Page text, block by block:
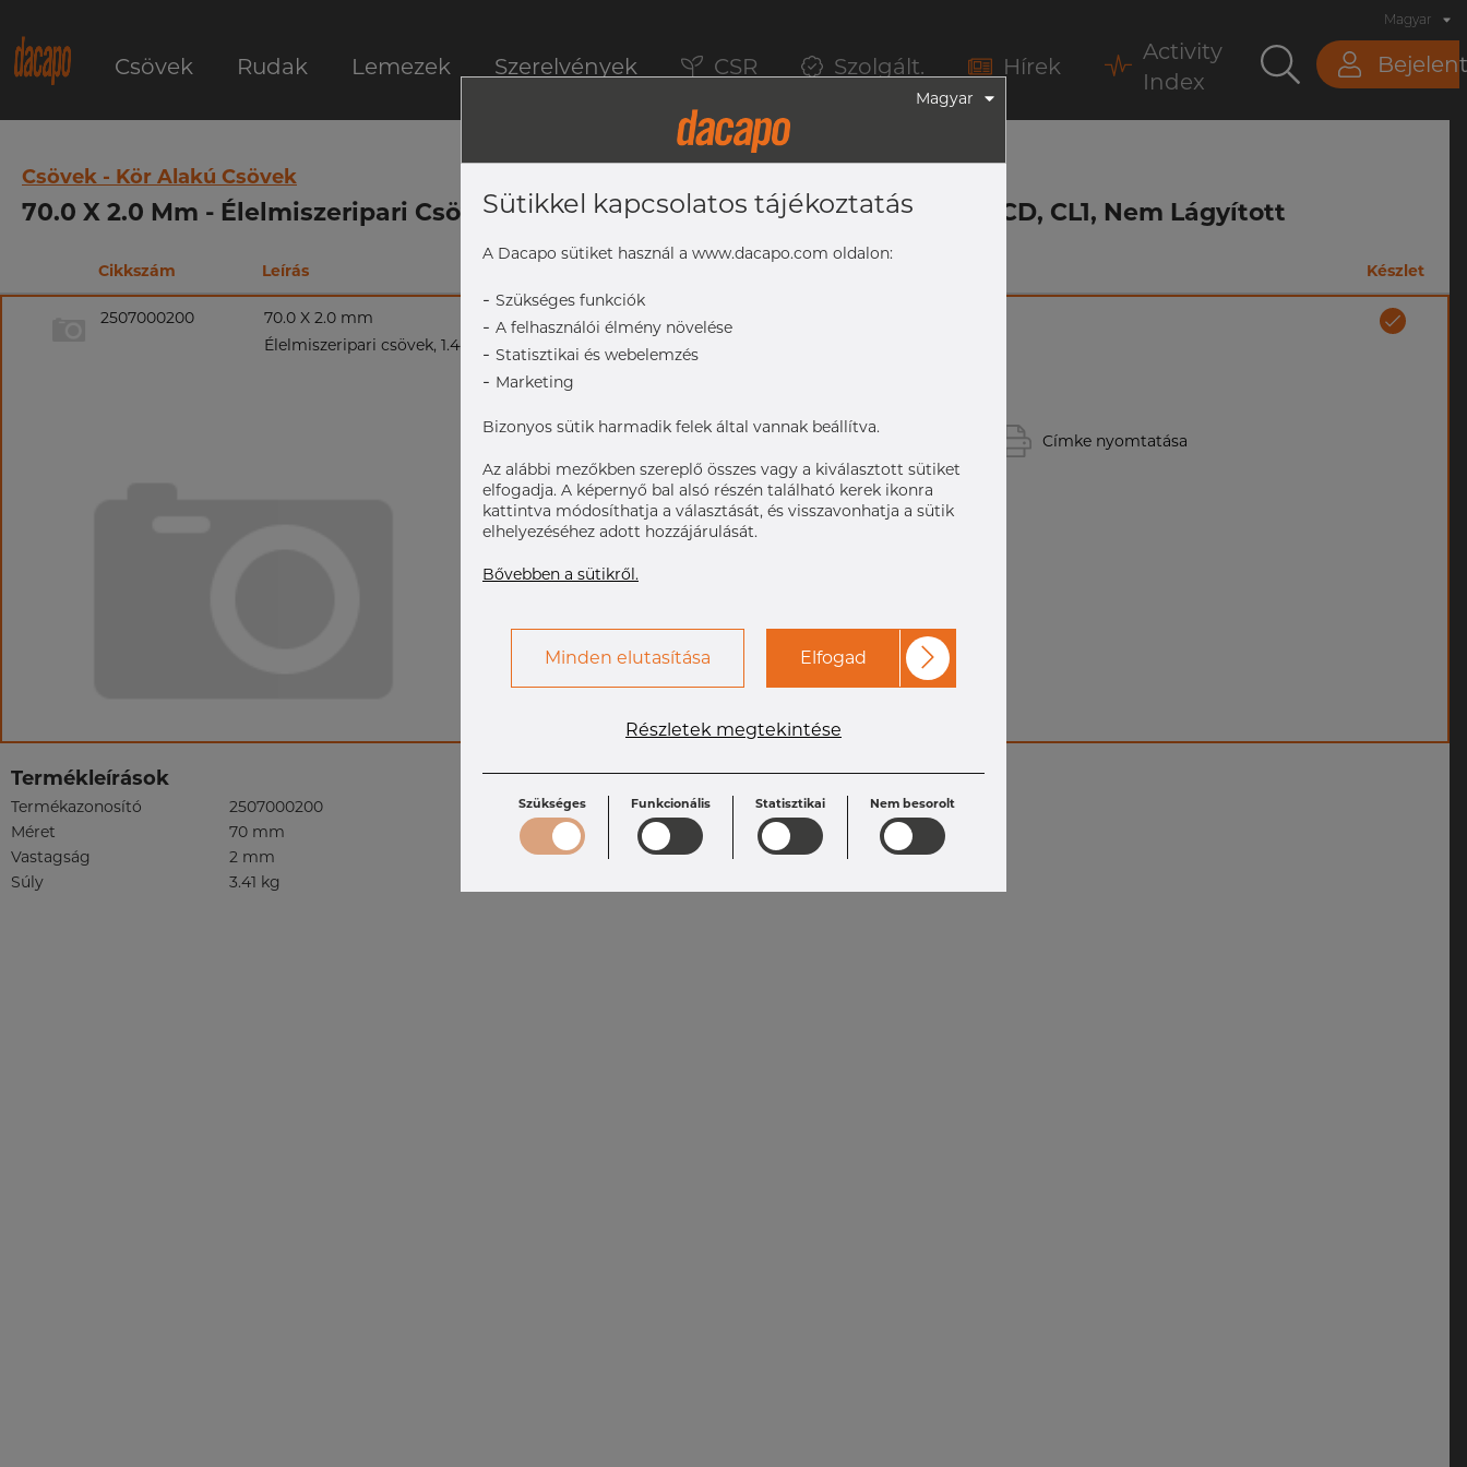
Csövek Rudak Lemezek Szerelvények CSR Szolgált. Hírek
Activity
Index
Magyar
Csövek - Kör Alakú Csövek
70.0 X 2.0 Mm - Élelmiszeripari Csövek, 1.4404, Polírozott, DIN 11850/EN 10357 CD, CL1, Nem Lágyított
Cikkszám Leírás Készlet
2507000200
70.0 X 2.0 mm
Élelmiszeripari csövek, 1.4404, polírozott, DIN 11850/EN 10357 CD, CL1, nem lágyított
Címke nyomtatása
Termékleírások
Termékazonosító
2507000200
Méret
70 mm
Vastagság
2 mm
Súly
3.41 kg
Magyar
Sütikkel kapcsolatos tájékoztatás
A Dacapo sütiket használ a www.dacapo.com oldalon:
- Szükséges funkciók
- A felhasználói élmény növelése
- Statisztikai és webelemzés
- Marketing
Bizonyos sütik harmadik felek által vannak beállítva.
Az alábbi mezőkben szereplő összes vagy a kiválasztott sütiket
elfogadja. A képernyő bal alsó részén található kerek ikonra
kattintva módosíthatja a választását, és visszavonhatja a sütik
elhelyezéséhez adott hozzájárulását.
Bővebben a sütikről.
Minden elutasítása Elfogad
Részletek megtekintése
Szükséges Funkcionális Statisztikai Nem besorolt